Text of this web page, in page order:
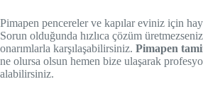
Pimapen pencereler ve kapılar eviniz için
Sorun olduğunda hızlıca çözüm
onarımlarla karşılaşabilirsiniz. Pimapen
ne olursa olsun hemen bize ulaşarak
alabilirsiniz.